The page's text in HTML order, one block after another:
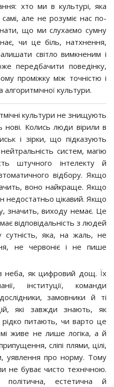
хто ми в культурі, яка
але не розуміє нас по-
що ми слухаємо сумну
чи це біль, натхнення,
світло вимкненим і
передбачити поведінку,
проміжку між точністю і
культури.
культури не знищують
Колись люди вірили в
і зірки, що підказують
систем, магію
штучного інтелекту й
відбору. Якщо
воно найкраще. Якщо
недостатньо цікавий. Якщо
значить, виходу немає. Це
відповідальність з людей
сутність, яка, на жаль, не
не червоніє і не пише
неба, як цифровий дощ. Їх
інституції, команди
замовники й ті
які завжди знають, як
рідко питають, чи варто це
живе не лише логіка, а й
сліпі плями, цілі,
уявлення про норму. Тому
не буває чисто технічною.
естетична й